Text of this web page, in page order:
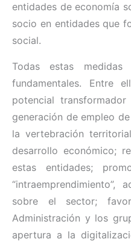
entidades de economía
socio en entidades que
social.
Todas estas
fundamentales. Entre
potencial
generación de empleo
la vertebración
desarrollo económico;
estas entidades;
“intraemprendimiento”,
sobre el sector;
Administración y los
apertura a la